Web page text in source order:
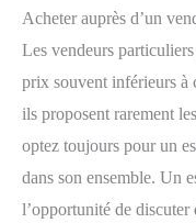
Acheter auprès d’un
Les vendeurs
prix souvent inférieurs à
ils proposent rarement
optez toujours pour un
dans son ensemble. Un
l’opportunité de